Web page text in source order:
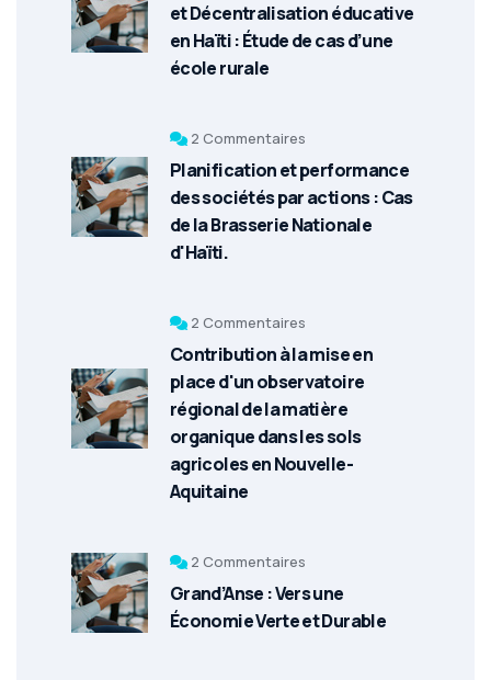
et Décentralisation éducative
en Haïti : Étude de cas d’une
école rurale
2 Commentaires
Planification et performance
des sociétés par actions : Cas
de la Brasserie Nationale
d'Haïti.
2 Commentaires
Contribution à la mise en
place d'un observatoire
régional de la matière
organique dans les sols
agricoles en Nouvelle-
Aquitaine
2 Commentaires
Grand’Anse : Vers une
Économie Verte et Durable